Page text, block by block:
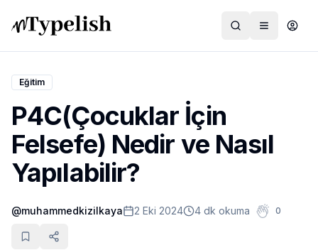
Dünya
Film ve Dizi
Kültür ve Sanat
Sağlık
Siyaset ve Tarih
Eğitim
P4C(Çocuklar İçin
Felsefe) Nedir ve Nasıl
Yapılabilir?
@muhammedkizilkaya 2 Eki 2024 4 dk okuma 0